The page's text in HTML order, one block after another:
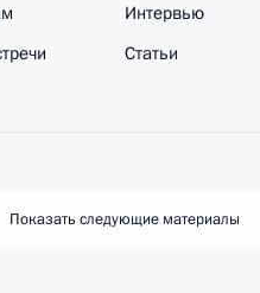
Интервью
Статьи
Показать следующие материалы